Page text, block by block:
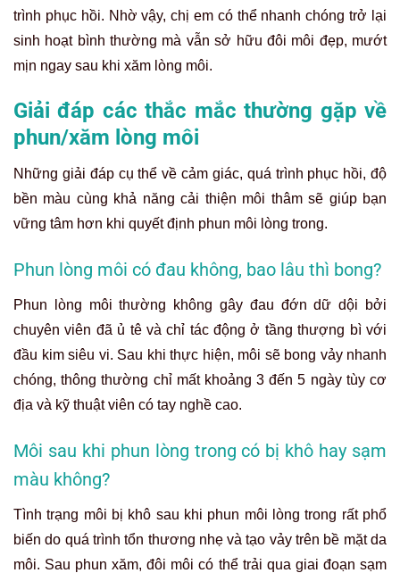
trình phục hồi. Nhờ vậy, chị em có thể nhanh chóng trở lại
sinh hoạt bình thường mà vẫn sở hữu đôi môi đẹp, mướt
mịn ngay sau khi xăm lòng môi.
Giải đáp các thắc mắc thường gặp về
phun/xăm lòng môi
Những giải đáp cụ thể về cảm giác, quá trình phục hồi, độ
bền màu cùng khả năng cải thiện môi thâm sẽ giúp bạn
vững tâm hơn khi quyết định phun môi lòng trong.
Phun lòng môi có đau không, bao lâu thì bong?
Phun lòng môi thường không gây đau đớn dữ dội bởi
chuyên viên đã ủ tê và chỉ tác động ở tầng thượng bì với
đầu kim siêu vi. Sau khi thực hiện, môi sẽ bong vảy nhanh
chóng, thông thường chỉ mất khoảng 3 đến 5 ngày tùy cơ
địa và kỹ thuật viên có tay nghề cao.
Môi sau khi phun lòng trong có bị khô hay sạm
màu không?
Tình trạng môi bị khô sau khi phun môi lòng trong rất phổ
biến do quá trình tổn thương nhẹ và tạo vảy trên bề mặt da
môi. Sau phun xăm, đôi môi có thể trải qua giai đoạn sạm